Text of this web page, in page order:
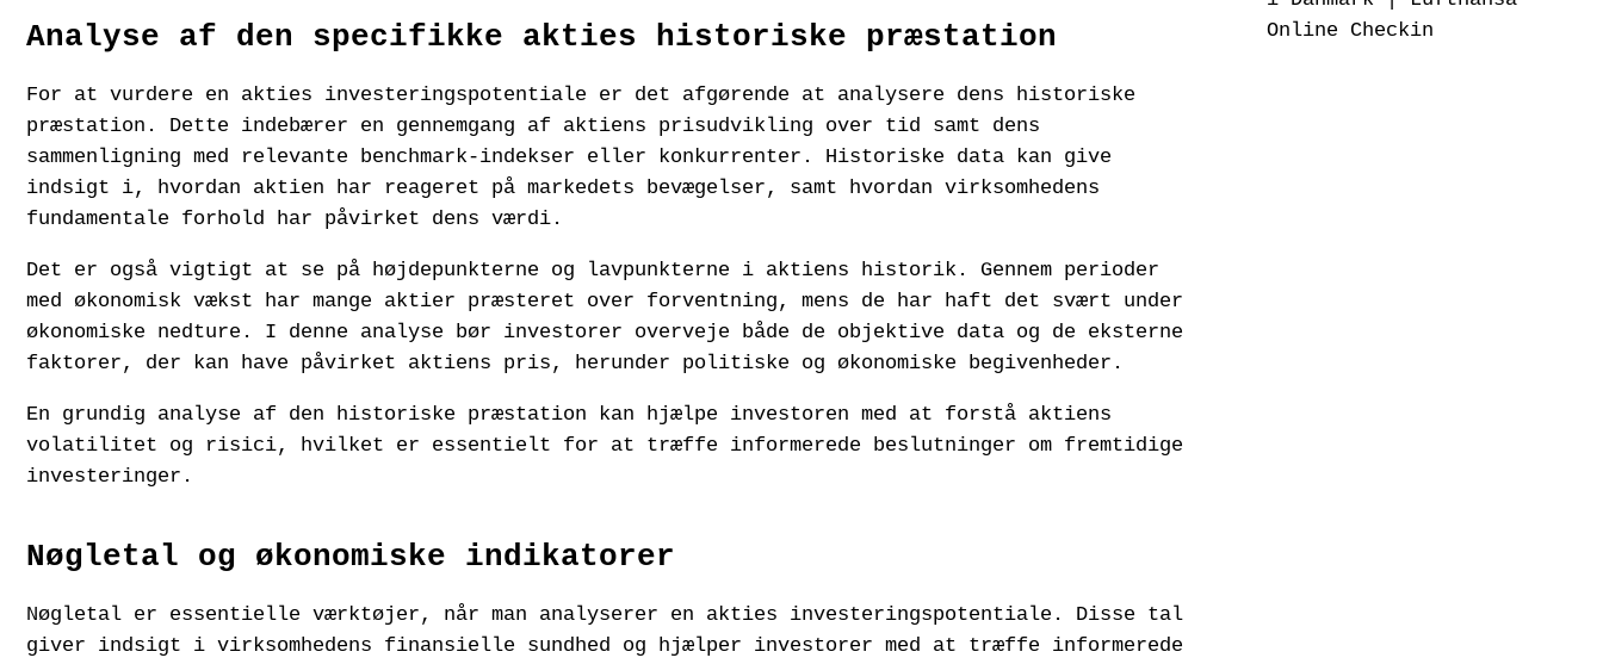
Analyse af den specifikke akties historiske præstation
For at vurdere en akties investeringspotentiale er det afgørende at analysere dens historiske
præstation. Dette indebærer en gennemgang af aktiens prisudvikling over tid samt dens
sammenligning med relevante benchmark-indekser eller konkurrenter. Historiske data kan give
indsigt i, hvordan aktien har reageret på markedets bevægelser, samt hvordan virksomhedens
fundamentale forhold har påvirket dens værdi.
Det er også vigtigt at se på højdepunkterne og lavpunkterne i aktiens historik. Gennem perioder
med økonomisk vækst har mange aktier præsteret over forventning, mens de har haft det svært under
økonomiske nedture. I denne analyse bør investorer overveje både de objektive data og de eksterne
faktorer, der kan have påvirket aktiens pris, herunder politiske og økonomiske begivenheder.
En grundig analyse af den historiske præstation kan hjælpe investoren med at forstå aktiens
volatilitet og risici, hvilket er essentielt for at træffe informerede beslutninger om fremtidige
investeringer.
Nøgletal og økonomiske indikatorer
Nøgletal er essentielle værktøjer, når man analyserer en akties investeringspotentiale. Disse tal
giver indsigt i virksomhedens finansielle sundhed og hjælper investorer med at træffe informerede
Online Checkin